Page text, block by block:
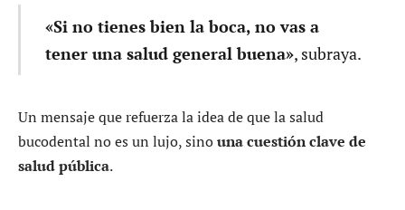
«Si no tienes bien la boca, no vas a
tener una salud general buena», subraya.
Un mensaje que refuerza la idea de que la salud
bucodental no es un lujo, sinouna cuestión clave de
salud pública.